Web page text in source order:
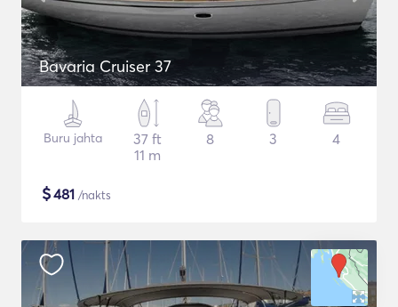
Bavaria Cruiser 37
Buru jahta
37 ft
11 m
8 3 4
$481 /nakts